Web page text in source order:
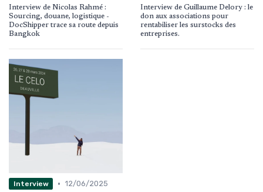
Interview de Nicolas Rahmé :
Sourcing, douane, logistique -
DocShipper trace sa route depuis
Bangkok
Interview de Guillaume Delory : le
don aux associations pour
rentabiliser les surstocks des
entreprises.
Interview • 12/06/2025